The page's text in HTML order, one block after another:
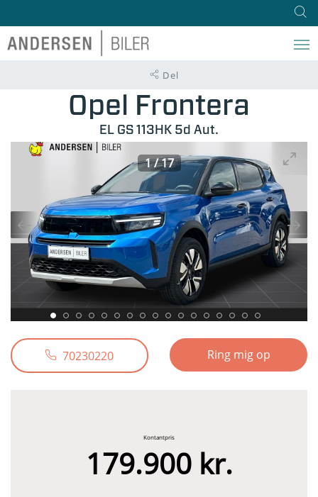
Del
Opel Frontera
EL GS 113HK 5d Aut.
1/17
70230220 Ring mig op
Kontantpris
179.900 kr.